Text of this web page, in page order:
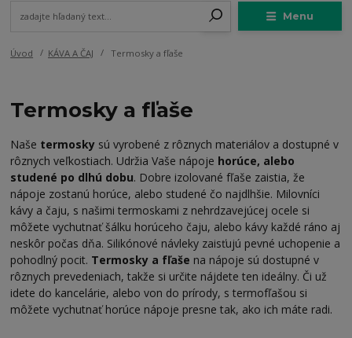
Menu
Úvod KÁVA A ČAJ Termosky a fľaše
Termosky a fľaše
Naše termosky sú vyrobené z rôznych materiálov a dostupné v
rôznych veľkostiach. Udržia Vaše nápoje horúce, alebo
studené po dlhú dobu. Dobre izolované fľaše zaistia, že
nápoje zostanú horúce, alebo studené čo najdlhšie. Milovníci
kávy a čaju, s našimi termoskami z nehrdzavejúcej ocele si
môžete vychutnať šálku horúceho čaju, alebo kávy každé ráno aj
neskôr počas dňa. Silikónové návleky zaisťujú pevné uchopenie a
pohodlný pocit. Termosky a fľaše na nápoje sú dostupné v
rôznych prevedeniach, takže si určite nájdete ten ideálny. Či už
idete do kancelárie, alebo von do prírody, s termofľašou si
môžete vychutnať horúce nápoje presne tak, ako ich máte radi.